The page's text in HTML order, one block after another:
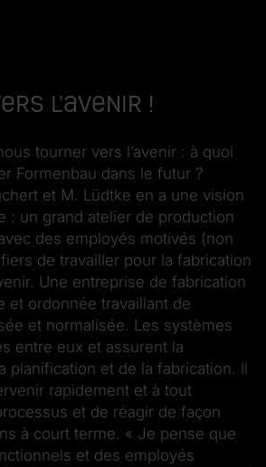
l’avenir !
tourner vers l’avenir : à quoi
Formenbau dans le futur ?
et M. Lüdtke en a une vision
: un grand atelier de production
des employés motivés (non
de travailler pour la fabrication
Une entreprise de fabrication
et ordonnée travaillant de
et normalisée. Les systèmes
entre eux et assurent la
planification et de la fabrication. Il
rapidement et à tout
et de réagir de façon
à court terme. « Je pense que
et des employés